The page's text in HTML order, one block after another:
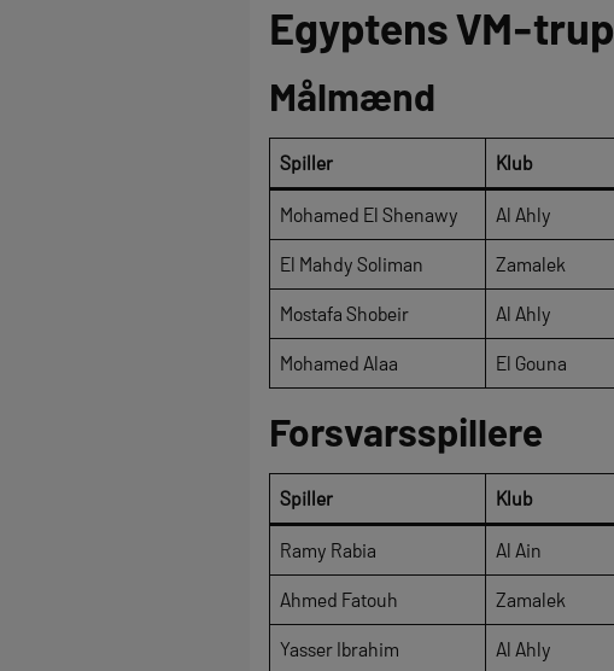
Egyptens VM-trup
Målmænd
Spiller Klub
Mohamed El Shenawy Al Ahly
El Mahdy Soliman Zamalek
Mostafa Shobeir Al Ahly
Mohamed Alaa El Gouna
Forsvarsspillere
Spiller Klub
Ramy Rabia Al Ain
Ahmed Fatouh Zamalek
Yasser Ibrahim Al Ahly